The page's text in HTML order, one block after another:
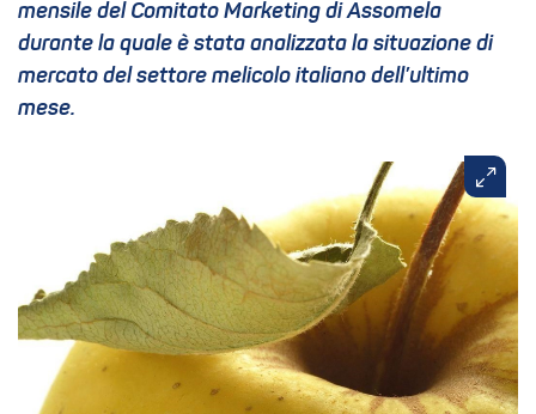
mensile del Comitato Marketing di Assomela
durante la quale è stata analizzata la situazione di
mercato del settore melicolo italiano dell’ultimo
mese.